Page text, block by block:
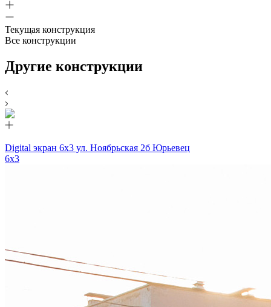
Текущая конструкция
Все конструкции
Другие конструкции
Digital экран 6х3 ул. Ноябрьская 2б Юрьевец
6х3